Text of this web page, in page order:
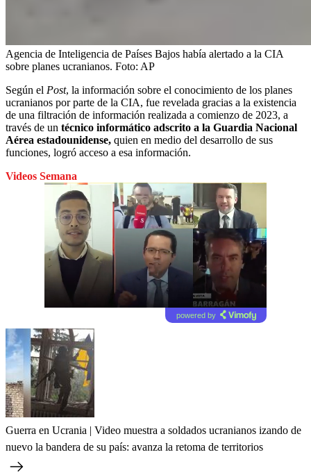
Agencia de Inteligencia de Países Bajos había alertado a la CIA
sobre planes ucranianos. Foto: AP
Según el Post, la información sobre el conocimiento de los planes
ucranianos por parte de la CIA, fue revelada gracias a la existencia
de una filtración de información realizada a comienzo de 2023, a
través de un técnico informático adscrito a la Guardia Nacional
Aérea estadounidense, quien en medio del desarrollo de sus
funciones, logró acceso a esa información.
Videos Semana
powered by
Guerra en Ucrania | Video muestra a soldados ucranianos izando de
nuevo la bandera de su país: avanza la retoma de territorios